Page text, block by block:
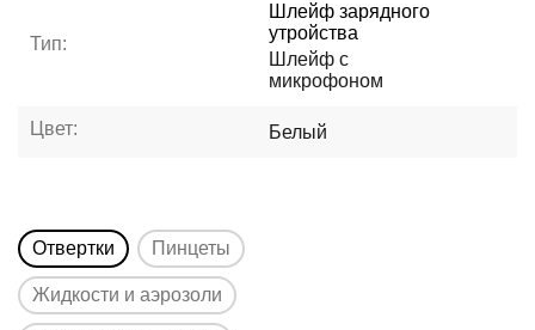
Тип:
Шлейф зарядного
утройства
Шлейф с
микрофоном
Цвет: Белый
Отвертки Пинцеты
Жидкости и аэрозоли